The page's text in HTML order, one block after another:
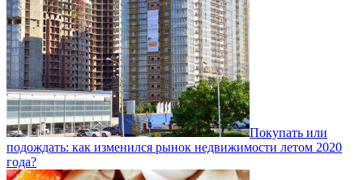
Покупать или
подождать: как изменился рынок недвижимости летом 2020
года?